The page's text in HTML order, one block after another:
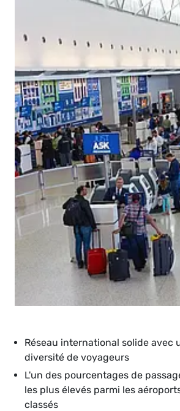
Réseau international solide avec
diversité de voyageurs
L'un des pourcentages de
les plus élevés parmi les
classés